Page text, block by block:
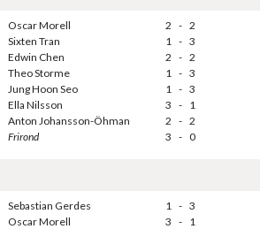
Oscar Morell 2 - 2
Sixten Tran 1 - 3
Edwin Chen 2 - 2
Theo Storme 1 - 3
Jung Hoon Seo 1 - 3
Ella Nilsson 3 - 1
Anton Johansson-Öhman 2 - 2
Frirond 3 - 0
Sebastian Gerdes 1 - 3
Oscar Morell 3 - 1